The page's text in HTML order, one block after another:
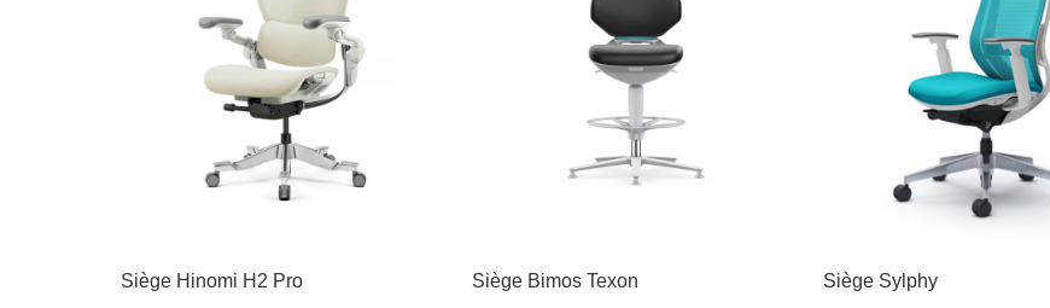
Siège Hinomi H2 Pro Siège Bimos Texon Siège Sylphy